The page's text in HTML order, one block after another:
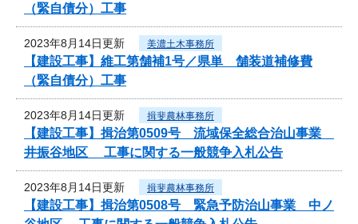
（緊自債分）工事
2023年8月14日更新 美濃土木事務所
【建設工事】維工第舗補1号／県単 舗装道補修費
（緊自債分）工事
2023年8月14日更新 揖斐農林事務所
【建設工事】揖治第0509号 流域保全総合治山事業
井振谷地区 工事に関する一般競争入札公告
2023年8月14日更新 揖斐農林事務所
【建設工事】揖治第0508号 緊急予防治山事業 中ノ